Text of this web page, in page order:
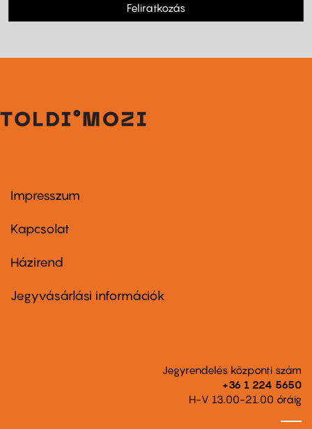
Feliratkozás
Footer
first
Impresszum
Kapcsolat
Footer
second
Házirend
Jegyvásárlási információk
Jegyrendelés központi szám
+36 1 224 5650
H-V 13.00-21.00 óráig